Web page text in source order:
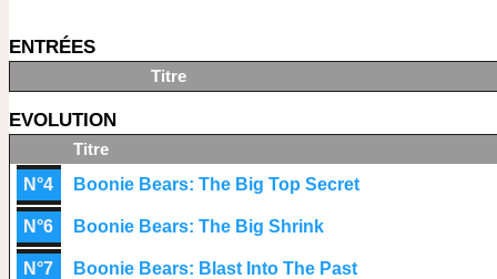
ENTRÉES
Titre
EVOLUTION
Titre
N°4 Boonie Bears: The Big Top Secret
N°6 Boonie Bears: The Big Shrink
N°7 Boonie Bears: Blast Into The Past